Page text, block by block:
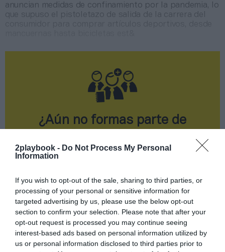
2playbook - Do Not Process My Personal
Information
If you wish to opt-out of the sale, sharing to third parties, or
processing of your personal or sensitive information for
targeted advertising by us, please use the below opt-out
section to confirm your selection. Please note that after your
opt-out request is processed you may continue seeing
interest-based ads based on personal information utilized by
us or personal information disclosed to third parties prior to
anuncian medidas de confinamiento por la pandemia, lo
que supuso el pistoletazo de salida de la carrera del
¿Aún no formas parte de
¡Hazte Socio para acceder a este contenido
¡Suscríbete! Inicia sesión
Compartir